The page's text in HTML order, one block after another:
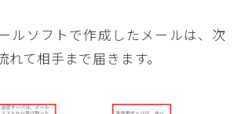
ルソフトで作成したメールは、次
れて相手まで届きます。